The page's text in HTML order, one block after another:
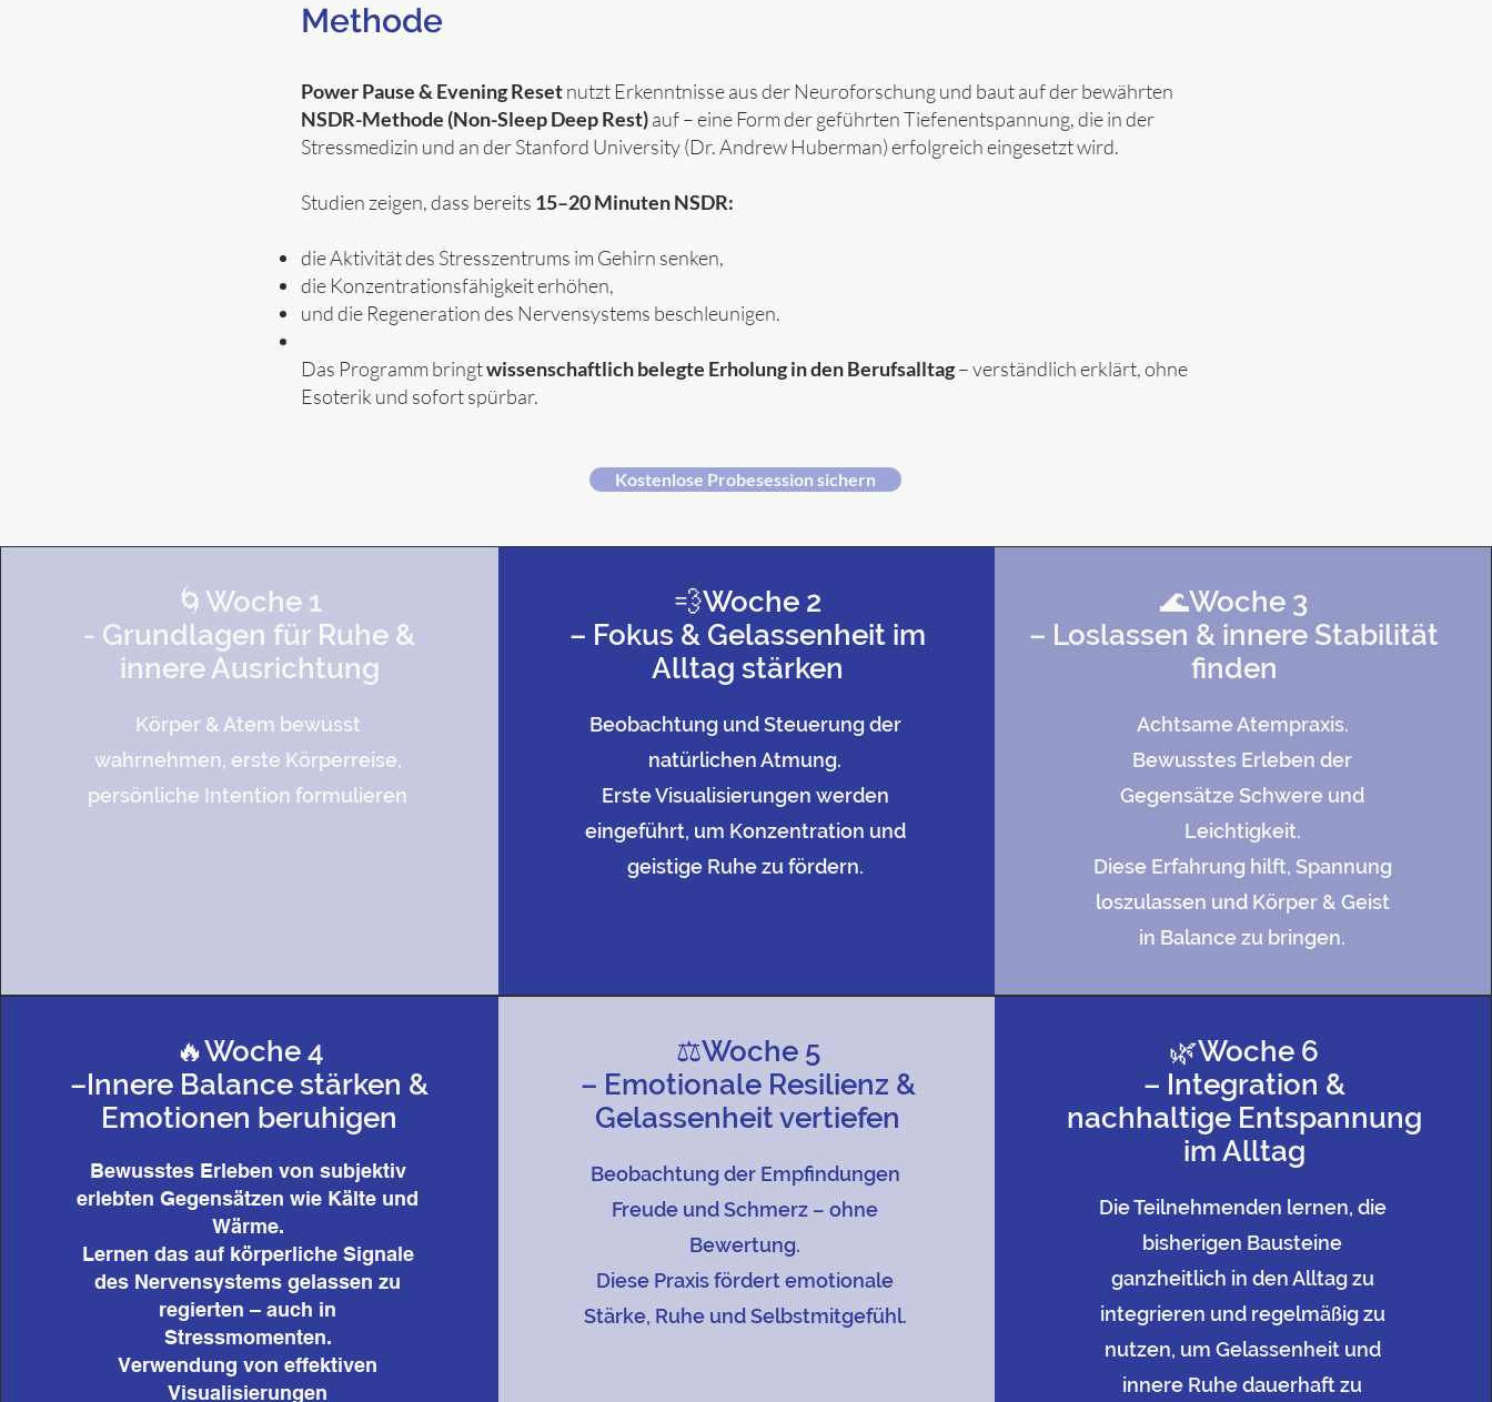
Methode
Power Pause & Evening Resetnutzt Erkenntnisse aus der Neuroforschung und baut auf der bewährten
NSDR-Methode (Non-Sleep Deep Rest)auf – eine Form der geführten Tiefenentspannung, die in der
Stressmedizin und an der Stanford University (Dr. Andrew Huberman) erfolgreich eingesetzt wird.
Studien zeigen, dass bereits 15–20 Minuten NSDR:
die Aktivität des Stresszentrums im Gehirn senken,
die Konzentrationsfähigkeit erhöhen,
und die Regeneration des Nervensystems beschleunigen.
Das Programm bringtwissenschaftlich belegte Erholung in den Berufsalltag– verständlich erklärt, ohne
Esoterik und sofort spürbar.
Kostenlose Probesession sichern
🌀Woche 1
- Grundlagen für Ruhe &
innere Ausrichtung
Körper & Atem bewusst
wahrnehmen, erste Körperreise,
persönliche Intention formulieren
💨Woche 2
– Fokus & Gelassenheit im
Alltag stärken
Beobachtung und Steuerung der
natürlichen Atmung.
Erste Visualisierungen werden
eingeführt, um Konzentration und
geistige Ruhe zu fördern.
🌊Woche 3
– Loslassen & innere Stabilität
finden
Achtsame Atempraxis.
Bewusstes Erleben der
Gegensätze Schwere und
Leichtigkeit.
Diese Erfahrung hilft, Spannung
loszulassen und Körper & Geist
in Balance zu bringen.
🔥Woche 4
–Innere Balance stärken &
Emotionen beruhigen
Bewusstes Erleben von subjektiv
erlebten Gegensätzen wie Kälte und
Wärme.
Lernen das auf körperliche Signale
des Nervensystems gelassen zu
regierten – auch in
Stressmomenten.
Verwendung von effektiven
Visualisierungen
⚖️Woche 5
– Emotionale Resilienz &
Gelassenheit vertiefen
Beobachtung der Empfindungen
Freude und Schmerz – ohne
Bewertung.
Diese Praxis fördert emotionale
Stärke, Ruhe und Selbstmitgefühl.
🌿Woche 6
– Integration &
nachhaltige Entspannung
im Alltag
Die Teilnehmenden lernen, die
bisherigen Bausteine
ganzheitlich in den Alltag zu
integrieren und regelmäßig zu
nutzen, um Gelassenheit und
innere Ruhe dauerhaft zu